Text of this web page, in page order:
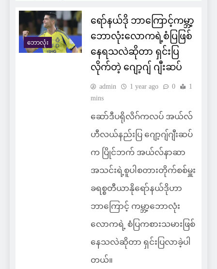
ဘောလုံး
ရော်နယ်ဒို ဘာကြောင့်ကမ္ဘာ့
ဘောလုံးလောကရဲ့စံပြဖြစ်
နေရသလဲဆိုတာ ရှင်းပြ
လိုက်တဲ့ ဂျော့ဂျ် ဂျီးဆပ်
admin 1 year ago 0
1
mins
ဆော်ဒီပရိုလိဂ်ကလပ် အယ်လ်
ဟီလယ်နည်းပြ ဂျော့ဂျ်ဂျီးဆပ်
က ပြိုင်ဘက် အယ်လ်နာဆာ
အသင်းရဲ့စူပါစတားတိုက်စစ်မှူး
ခရစ္စတီယာနိုရော်နယ်ဒိုဟာ
ဘာကြောင့် ကမ္ဘာ့ဘောလုံး
လောကရဲ့ စံပြကစားသမားဖြစ်
နေသလဲဆိုတာ ရှင်းပြလာခဲ့ပါ
တယ်။